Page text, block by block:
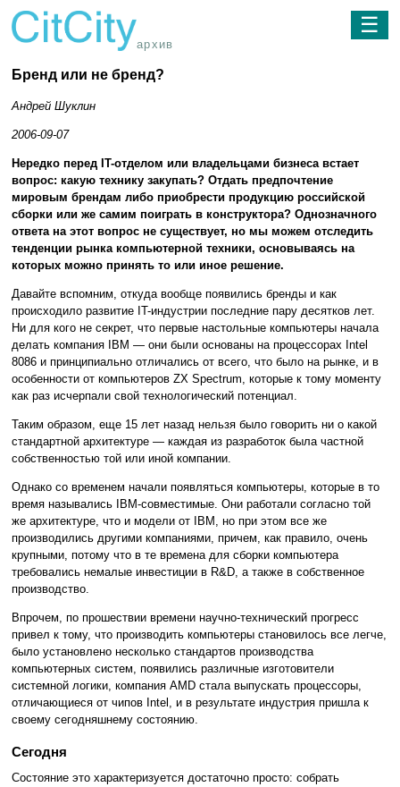
архив
☰
Бренд или не бренд?
Андрей Шуклин
2006-09-07
Нередко перед IT-отделом или владельцами бизнеса встает
вопрос: какую технику закупать? Отдать предпочтение
мировым брендам либо приобрести продукцию российской
сборки или же самим поиграть в конструктора? Однозначного
ответа на этот вопрос не существует, но мы можем отследить
тенденции рынка компьютерной техники, основываясь на
которых можно принять то или иное решение.
Давайте вспомним, откуда вообще появились бренды и как
происходило развитие IT-индустрии последние пару десятков лет.
Ни для кого не секрет, что первые настольные компьютеры начала
делать компания IBM — они были основаны на процессорах Intel
8086 и принципиально отличались от всего, что было на рынке, и в
особенности от компьютеров ZX Spectrum, которые к тому моменту
как раз исчерпали свой технологический потенциал.
Таким образом, еще 15 лет назад нельзя было говорить ни о какой
стандартной архитектуре — каждая из разработок была частной
собственностью той или иной компании.
Однако со временем начали появляться компьютеры, которые в то
время назывались IBM-совместимые. Они работали согласно той
же архитектуре, что и модели от IBM, но при этом все же
производились другими компаниями, причем, как правило, очень
крупными, потому что в те времена для сборки компьютера
требовались немалые инвестиции в R&D, а также в собственное
производство.
Впрочем, по прошествии времени научно-технический прогресс
привел к тому, что производить компьютеры становилось все легче,
было установлено несколько стандартов производства
компьютерных систем, появились различные изготовители
системной логики, компания AMD стала выпускать процессоры,
отличающиеся от чипов Intel, и в результате индустрия пришла к
своему сегодняшнему состоянию.
Сегодня
Состояние это характеризуется достаточно просто: собрать